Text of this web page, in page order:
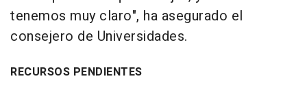
tenemos muy claro", ha asegurado el
consejero de Universidades.
RECURSOS PENDIENTES